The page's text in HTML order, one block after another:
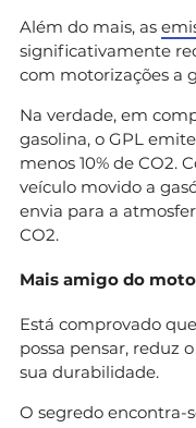
Além do mais, as
significativamente
com motorizações a
Na verdade, em
gasolina, o GPL
menos 10% de CO2.
veículo movido a
envia para a
CO2.
Mais amigo do
Está comprovado
possa pensar, reduz
sua durabilidade.
O segredo encontra-